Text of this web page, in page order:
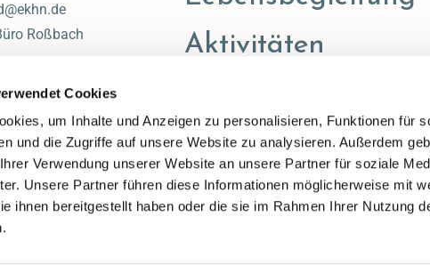
Cookies
um Inhalte und Anzeigen zu personalisieren, Funktionen für
und die Zugriffe auf unsere Website zu analysieren. Außerdem
Verwendung unserer Website an unsere Partner für soziale
Unsere Partner führen diese Informationen möglicherweise mit
ihnen bereitgestellt haben oder die sie im Rahmen Ihrer Nutzung
Roßbach
Aktivitäten